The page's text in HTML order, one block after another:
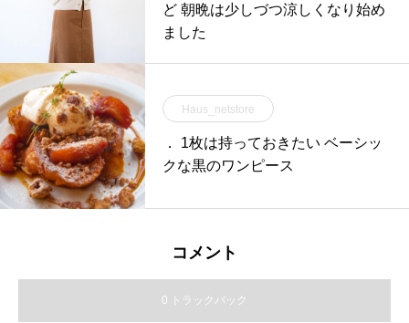
ど 朝晩は少しづつ涼しくなり始め
ました
Haus_netstore
． 1枚は持っておきたい ベーシッ
クな黒のワンピース
コメント
0 トラックバック